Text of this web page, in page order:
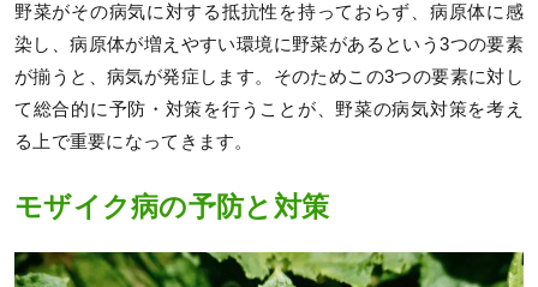
野菜がその病気に対する抵抗性を持っておらず、病原体に感
染し、病原体が増えやすい環境に野菜があるという3つの要素
が揃うと、病気が発症します。そのためこの3つの要素に対し
て総合的に予防・対策を行うことが、野菜の病気対策を考え
る上で重要になってきます。
モザイク病の予防と対策